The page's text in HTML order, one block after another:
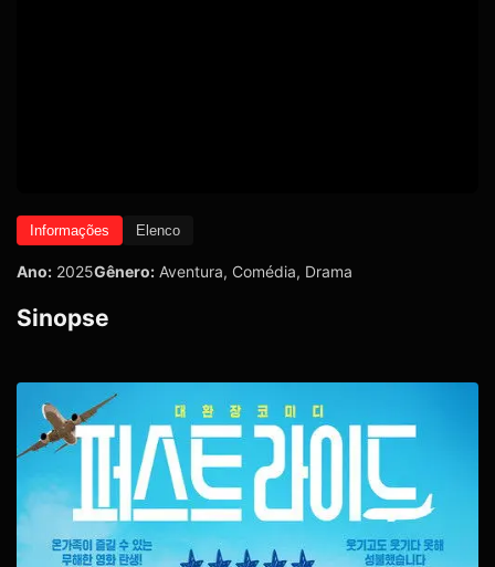
Informações Elenco
Ano: 2025Gênero: Aventura, Comédia, Drama
Sinopse